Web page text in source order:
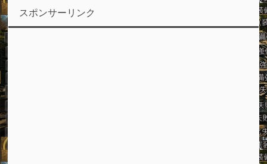
スポンサーリンク